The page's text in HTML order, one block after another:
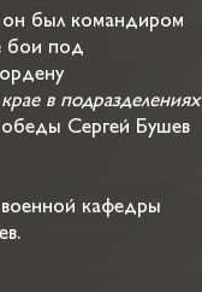
он был командиром
бои под
в подразделениях
Сергей Бушев
кафедры